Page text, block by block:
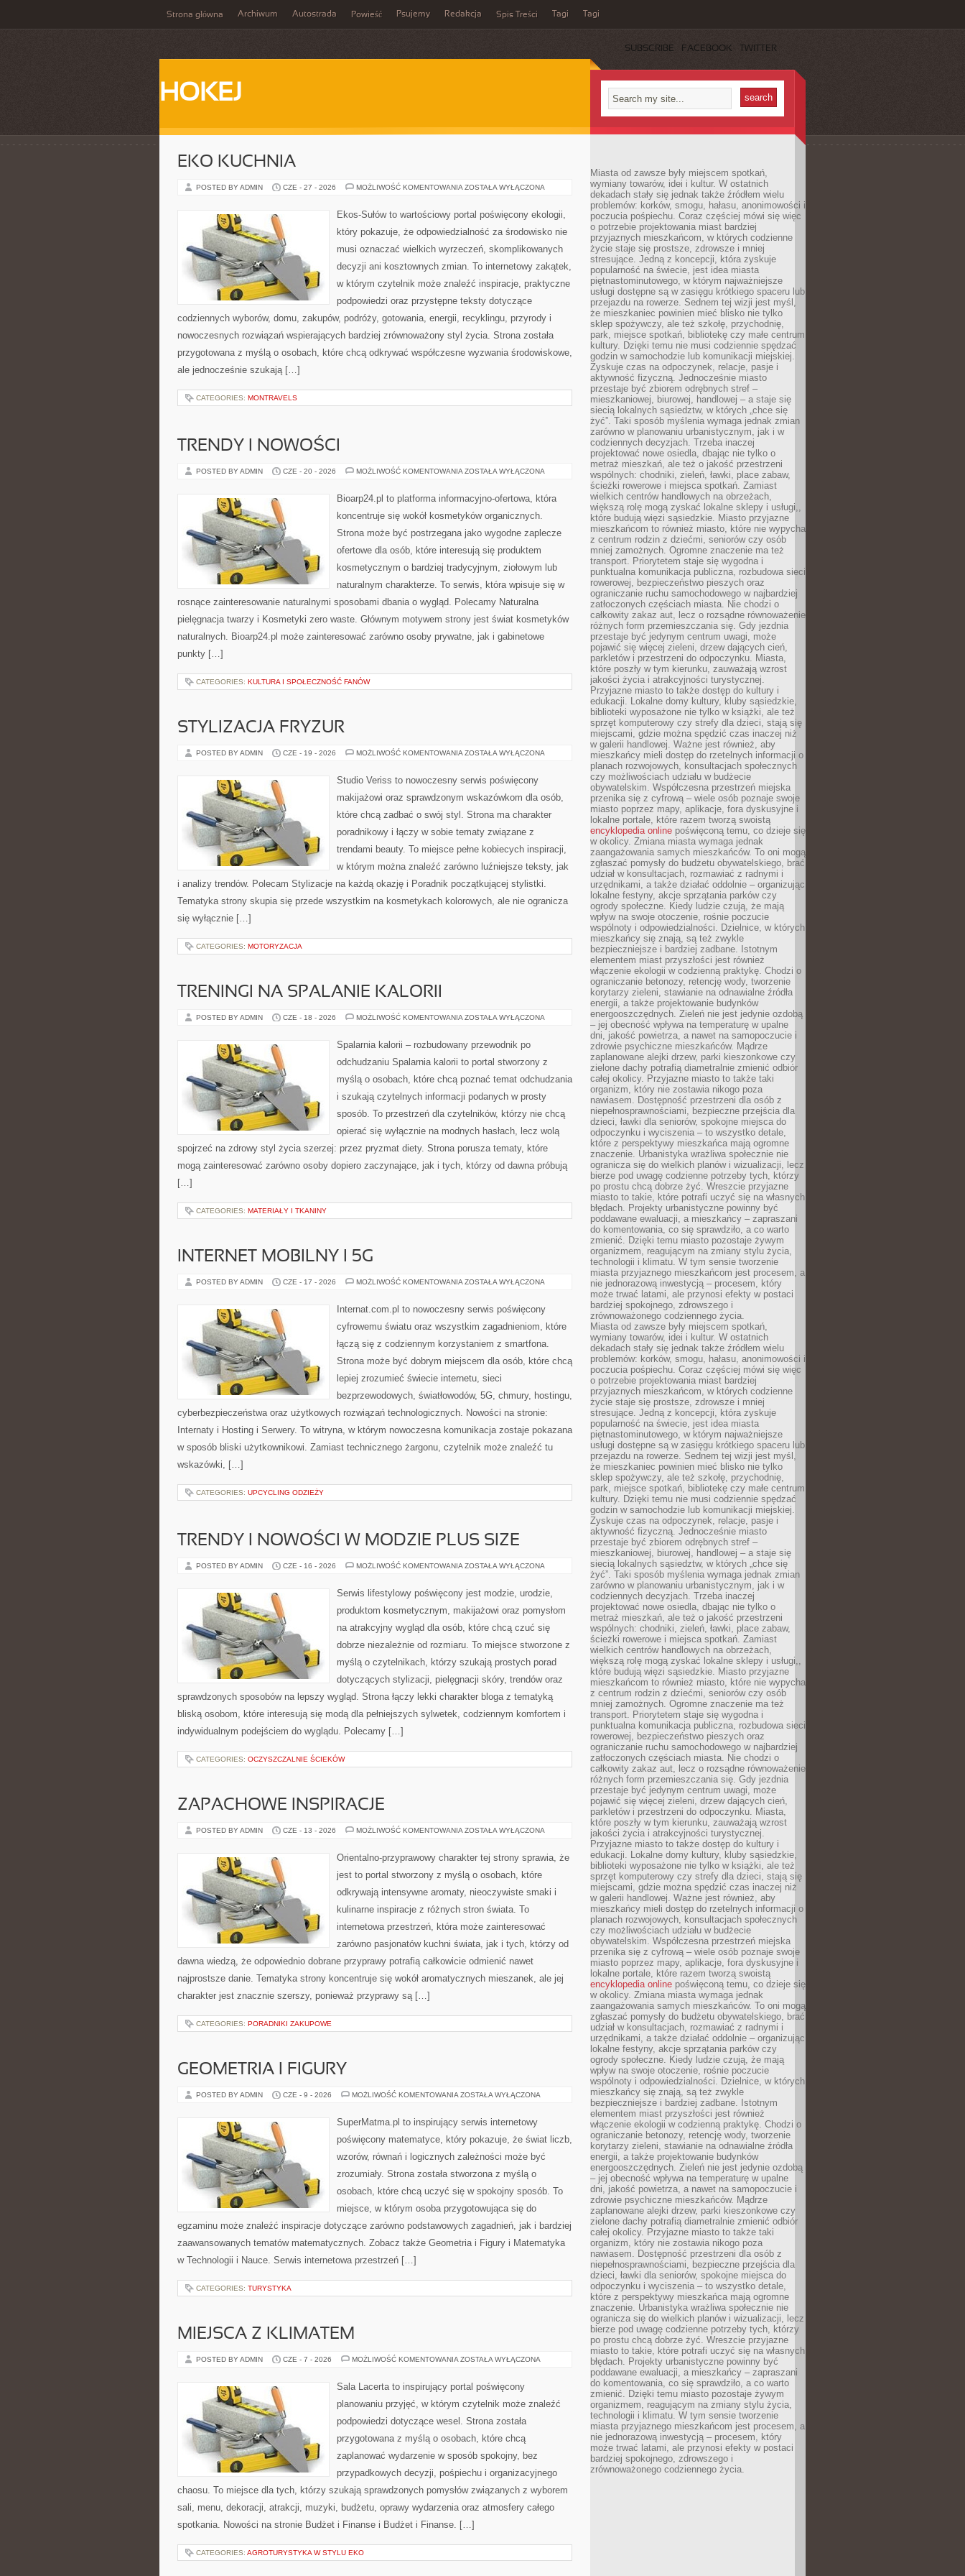
Strona główna Archiwum Autostrada Powieść Psujemy Redakcja Spis Treści Tagi Tagi
SUBSCRIBE FACEBOOK TWITTER
HOKEJ
EKO KUCHNIA
POSTED BY ADMIN CZE - 27 - 2026 MOŻLIWOŚĆ KOMENTOWANIA EKO
ZOSTAŁA WYŁĄCZONA
Ekos-Sułów to wartościowy portal poświęcony ekologii,
który pokazuje, że odpowiedzialność za środowisko nie
musi oznaczać wielkich wyrzeczeń, skomplikowanych
decyzji ani kosztownych zmian. To internetowy zakątek,
w którym czytelnik może znaleźć inspiracje, praktyczne
podpowiedzi oraz przystępne teksty dotyczące
codziennych wyborów, domu, zakupów, podróży, gotowania, energii, recyklingu, przyrody i
nowoczesnych rozwiązań wspierających bardziej zrównoważony styl życia. Strona została
przygotowana z myślą o osobach, które chcą odkrywać współczesne wyzwania środowiskowe,
ale jednocześnie szukają […]
CATEGORIES: MONTRAVELS
TRENDY I NOWOŚCI
POSTED BY ADMIN CZE - 20 - 2026 MOŻLIWOŚĆ KOMENTOWANIA TRENDY
ZOSTAŁA WYŁĄCZONA
Bioarp24.pl to platforma informacyjno-ofertowa, która
koncentruje się wokół kosmetyków organicznych.
Strona może być postrzegana jako wygodne zaplecze
ofertowe dla osób, które interesują się produktem
kosmetycznym o bardziej tradycyjnym, ziołowym lub
naturalnym charakterze. To serwis, która wpisuje się w
rosnące zainteresowanie naturalnymi sposobami dbania o wygląd. Polecamy Naturalna
pielęgnacja twarzy i Kosmetyki zero waste. Głównym motywem strony jest świat kosmetyków
naturalnych. Bioarp24.pl może zainteresować zarówno osoby prywatne, jak i gabinetowe
punkty […]
CATEGORIES: KULTURA I SPOŁECZNOŚĆ FANÓW
STYLIZACJA FRYZUR
POSTED BY ADMIN CZE - 19 - 2026 MOŻLIWOŚĆ KOMENTOWANIA STYLIZACJA
ZOSTAŁA WYŁĄCZONA
Studio Veriss to nowoczesny serwis poświęcony
makijażowi oraz sprawdzonym wskazówkom dla osób,
które chcą zadbać o swój styl. Strona ma charakter
poradnikowy i łączy w sobie tematy związane z
trendami beauty. To miejsce pełne kobiecych inspiracji,
w którym można znaleźć zarówno luźniejsze teksty, jak
i analizy trendów. Polecam Stylizacje na każdą okazję i Poradnik początkującej stylistki.
Tematyka strony skupia się przede wszystkim na kosmetykach kolorowych, ale nie ogranicza
się wyłącznie […]
CATEGORIES: MOTORYZACJA
TRENINGI NA SPALANIE KALORII
POSTED BY ADMIN CZE - 18 - 2026 MOŻLIWOŚĆ KOMENTOWANIA TRENINGI
ZOSTAŁA WYŁĄCZONA
Spalarnia kalorii – rozbudowany przewodnik po
odchudzaniu Spalarnia kalorii to portal stworzony z
myślą o osobach, które chcą poznać temat odchudzania
i szukają czytelnych informacji podanych w prosty
sposób. To przestrzeń dla czytelników, którzy nie chcą
opierać się wyłącznie na modnych hasłach, lecz wolą
spojrzeć na zdrowy styl życia szerzej: przez pryzmat diety. Strona porusza tematy, które
mogą zainteresować zarówno osoby dopiero zaczynające, jak i tych, którzy od dawna próbują
[…]
CATEGORIES: MATERIAŁY I TKANINY
INTERNET MOBILNY I 5G
POSTED BY ADMIN CZE - 17 - 2026 MOŻLIWOŚĆ KOMENTOWANIA INTERNET
ZOSTAŁA WYŁĄCZONA
Internat.com.pl to nowoczesny serwis poświęcony
cyfrowemu światu oraz wszystkim zagadnieniom, które
łączą się z codziennym korzystaniem z smartfona.
Strona może być dobrym miejscem dla osób, które chcą
lepiej zrozumieć świecie internetu, sieci
bezprzewodowych, światłowodów, 5G, chmury, hostingu,
cyberbezpieczeństwa oraz użytkowych rozwiązań technologicznych. Nowości na stronie:
Internaty i Hosting i Serwery. To witryna, w którym nowoczesna komunikacja zostaje pokazana
w sposób bliski użytkownikowi. Zamiast technicznego żargonu, czytelnik może znaleźć tu
wskazówki, […]
CATEGORIES: UPCYCLING ODZIEŻY
TRENDY I NOWOŚCI W MODZIE PLUS SIZE
POSTED BY ADMIN CZE - 16 - 2026 MOŻLIWOŚĆ KOMENTOWANIA TRENDY
W
MODZIE
SIZE
ZOSTAŁA WYŁĄCZONA
Serwis lifestylowy poświęcony jest modzie, urodzie,
produktom kosmetycznym, makijażowi oraz pomysłom
na atrakcyjny wygląd dla osób, które chcą czuć się
dobrze niezależnie od rozmiaru. To miejsce stworzone z
myślą o czytelnikach, którzy szukają prostych porad
dotyczących stylizacji, pielęgnacji skóry, trendów oraz
sprawdzonych sposobów na lepszy wygląd. Strona łączy lekki charakter bloga z tematyką
bliską osobom, które interesują się modą dla pełniejszych sylwetek, codziennym komfortem i
indywidualnym podejściem do wyglądu. Polecamy […]
CATEGORIES: OCZYSZCZALNIE ŚCIEKÓW
ZAPACHOWE INSPIRACJE
POSTED BY ADMIN CZE - 13 - 2026 MOŻLIWOŚĆ KOMENTOWANIA ZAPACHOWE
ZOSTAŁA WYŁĄCZONA
Orientalno-przyprawowy charakter tej strony sprawia, że
jest to portal stworzony z myślą o osobach, które
odkrywają intensywne aromaty, nieoczywiste smaki i
kulinarne inspiracje z różnych stron świata. To
internetowa przestrzeń, która może zainteresować
zarówno pasjonatów kuchni świata, jak i tych, którzy od
dawna wiedzą, że odpowiednio dobrane przyprawy potrafią całkowicie odmienić nawet
najprostsze danie. Tematyka strony koncentruje się wokół aromatycznych mieszanek, ale jej
charakter jest znacznie szerszy, ponieważ przyprawy są […]
CATEGORIES: PORADNIKI ZAKUPOWE
GEOMETRIA I FIGURY
POSTED BY ADMIN CZE - 9 - 2026 MOŻLIWOŚĆ KOMENTOWANIA GEOMETRIA
ZOSTAŁA WYŁĄCZONA
SuperMatma.pl to inspirujący serwis internetowy
poświęcony matematyce, który pokazuje, że świat liczb,
wzorów, równań i logicznych zależności może być
zrozumiały. Strona została stworzona z myślą o
osobach, które chcą uczyć się w spokojny sposób. To
miejsce, w którym osoba przygotowująca się do
egzaminu może znaleźć inspiracje dotyczące zarówno podstawowych zagadnień, jak i bardziej
zaawansowanych tematów matematycznych. Zobacz także Geometria i Figury i Matematyka
w Technologii i Nauce. Serwis internetowa przestrzeń […]
CATEGORIES: TURYSTYKA
MIEJSCA Z KLIMATEM
POSTED BY ADMIN CZE - 7 - 2026 MOŻLIWOŚĆ KOMENTOWANIA MIEJSCA
ZOSTAŁA WYŁĄCZONA
Sala Lacerta to inspirujący portal poświęcony
planowaniu przyjęć, w którym czytelnik może znaleźć
podpowiedzi dotyczące wesel. Strona została
przygotowana z myślą o osobach, które chcą
zaplanować wydarzenie w sposób spokojny, bez
przypadkowych decyzji, pośpiechu i organizacyjnego
chaosu. To miejsce dla tych, którzy szukają sprawdzonych pomysłów związanych z wyborem
sali, menu, dekoracji, atrakcji, muzyki, budżetu, oprawy wydarzenia oraz atmosfery całego
spotkania. Nowości na stronie Budżet i Finanse i Budżet i Finanse. […]
CATEGORIES: AGROTURYSTYKA W STYLU EKO
Miasta od zawsze były miejscem spotkań,
wymiany towarów, idei i kultur. W ostatnich
dekadach stały się jednak także źródłem wielu
problemów: korków, smogu, hałasu, anonimowości i
poczucia pośpiechu. Coraz częściej mówi się więc
o potrzebie projektowania miast bardziej
przyjaznych mieszkańcom, w których codzienne
życie staje się prostsze, zdrowsze i mniej
stresujące. Jedną z koncepcji, która zyskuje
popularność na świecie, jest idea miasta
piętnastominutowego, w którym najważniejsze
usługi dostępne są w zasięgu krótkiego spaceru lub
przejazdu na rowerze. Sednem tej wizji jest myśl,
że mieszkaniec powinien mieć blisko nie tylko
sklep spożywczy, ale też szkołę, przychodnię,
park, miejsce spotkań, bibliotekę czy małe centrum
kultury. Dzięki temu nie musi codziennie spędzać
godzin w samochodzie lub komunikacji miejskiej.
Zyskuje czas na odpoczynek, relacje, pasje i
aktywność fizyczną. Jednocześnie miasto
przestaje być zbiorem odrębnych stref –
mieszkaniowej, biurowej, handlowej – a staje się
siecią lokalnych sąsiedztw, w których „chce się
żyć”. Taki sposób myślenia wymaga jednak zmian
zarówno w planowaniu urbanistycznym, jak i w
codziennych decyzjach. Trzeba inaczej
projektować nowe osiedla, dbając nie tylko o
metraż mieszkań, ale też o jakość przestrzeni
wspólnych: chodniki, zieleń, ławki, place zabaw,
ścieżki rowerowe i miejsca spotkań. Zamiast
wielkich centrów handlowych na obrzeżach,
większą rolę mogą zyskać lokalne sklepy i usługi,,
które budują więzi sąsiedzkie. Miasto przyjazne
mieszkańcom to również miasto, które nie wypycha
z centrum rodzin z dziećmi, seniorów czy osób
mniej zamożnych. Ogromne znaczenie ma też
transport. Priorytetem staje się wygodna i
punktualna komunikacja publiczna, rozbudowa sieci
rowerowej, bezpieczeństwo pieszych oraz
ograniczanie ruchu samochodowego w najbardziej
zatłoczonych częściach miasta. Nie chodzi o
całkowity zakaz aut, lecz o rozsądne równoważenie
różnych form przemieszczania się. Gdy jezdnia
przestaje być jedynym centrum uwagi, może
pojawić się więcej zieleni, drzew dających cień,
parkletów i przestrzeni do odpoczynku. Miasta,
które poszły w tym kierunku, zauważają wzrost
jakości życia i atrakcyjności turystycznej.
Przyjazne miasto to także dostęp do kultury i
edukacji. Lokalne domy kultury, kluby sąsiedzkie,
biblioteki wyposażone nie tylko w książki, ale też
sprzęt komputerowy czy strefy dla dzieci, stają się
miejscami, gdzie można spędzić czas inaczej niż
w galerii handlowej. Ważne jest również, aby
mieszkańcy mieli dostęp do rzetelnych informacji o
planach rozwojowych, konsultacjach społecznych
czy możliwościach udziału w budżecie
obywatelskim. Współczesna przestrzeń miejska
przenika się z cyfrową – wiele osób poznaje swoje
miasto poprzez mapy, aplikacje, fora dyskusyjne i
lokalne portale, które razem tworzą swoistą
encyklopedia online poświęconą temu, co dzieje się
w okolicy. Zmiana miasta wymaga jednak
zaangażowania samych mieszkańców. To oni mogą
zgłaszać pomysły do budżetu obywatelskiego, brać
udział w konsultacjach, rozmawiać z radnymi i
urzędnikami, a także działać oddolnie – organizując
lokalne festyny, akcje sprzątania parków czy
ogrody społeczne. Kiedy ludzie czują, że mają
wpływ na swoje otoczenie, rośnie poczucie
wspólnoty i odpowiedzialności. Dzielnice, w których
mieszkańcy się znają, są też zwykle
bezpieczniejsze i bardziej zadbane. Istotnym
elementem miast przyszłości jest również
włączenie ekologii w codzienną praktykę. Chodzi o
ograniczanie betonozy, retencję wody, tworzenie
korytarzy zieleni, stawianie na odnawialne źródła
energii, a także projektowanie budynków
energooszczędnych. Zieleń nie jest jedynie ozdobą
– jej obecność wpływa na temperaturę w upalne
dni, jakość powietrza, a nawet na samopoczucie i
zdrowie psychiczne mieszkańców. Mądrze
zaplanowane alejki drzew, parki kieszonkowe czy
zielone dachy potrafią diametralnie zmienić odbiór
całej okolicy. Przyjazne miasto to także taki
organizm, który nie zostawia nikogo poza
nawiasem. Dostępność przestrzeni dla osób z
niepełnosprawnościami, bezpieczne przejścia dla
dzieci, ławki dla seniorów, spokojne miejsca do
odpoczynku i wyciszenia – to wszystko detale,
które z perspektywy mieszkańca mają ogromne
znaczenie. Urbanistyka wrażliwa społecznie nie
ogranicza się do wielkich planów i wizualizacji, lecz
bierze pod uwagę codzienne potrzeby tych, którzy
po prostu chcą dobrze żyć. Wreszcie przyjazne
miasto to takie, które potrafi uczyć się na własnych
błędach. Projekty urbanistyczne powinny być
poddawane ewaluacji, a mieszkańcy – zapraszani
do komentowania, co się sprawdziło, a co warto
zmienić. Dzięki temu miasto pozostaje żywym
organizmem, reagującym na zmiany stylu życia,
technologii i klimatu. W tym sensie tworzenie
miasta przyjaznego mieszkańcom jest procesem, a
nie jednorazową inwestycją – procesem, który
może trwać latami, ale przynosi efekty w postaci
bardziej spokojnego, zdrowszego i
zrównoważonego codziennego życia.
Miasta od zawsze były miejscem spotkań,
wymiany towarów, idei i kultur. W ostatnich
dekadach stały się jednak także źródłem wielu
problemów: korków, smogu, hałasu, anonimowości i
poczucia pośpiechu. Coraz częściej mówi się więc
o potrzebie projektowania miast bardziej
przyjaznych mieszkańcom, w których codzienne
życie staje się prostsze, zdrowsze i mniej
stresujące. Jedną z koncepcji, która zyskuje
popularność na świecie, jest idea miasta
piętnastominutowego, w którym najważniejsze
usługi dostępne są w zasięgu krótkiego spaceru lub
przejazdu na rowerze. Sednem tej wizji jest myśl,
że mieszkaniec powinien mieć blisko nie tylko
sklep spożywczy, ale też szkołę, przychodnię,
park, miejsce spotkań, bibliotekę czy małe centrum
kultury. Dzięki temu nie musi codziennie spędzać
godzin w samochodzie lub komunikacji miejskiej.
Zyskuje czas na odpoczynek, relacje, pasje i
aktywność fizyczną. Jednocześnie miasto
przestaje być zbiorem odrębnych stref –
mieszkaniowej, biurowej, handlowej – a staje się
siecią lokalnych sąsiedztw, w których „chce się
żyć”. Taki sposób myślenia wymaga jednak zmian
zarówno w planowaniu urbanistycznym, jak i w
codziennych decyzjach. Trzeba inaczej
projektować nowe osiedla, dbając nie tylko o
metraż mieszkań, ale też o jakość przestrzeni
wspólnych: chodniki, zieleń, ławki, place zabaw,
ścieżki rowerowe i miejsca spotkań. Zamiast
wielkich centrów handlowych na obrzeżach,
większą rolę mogą zyskać lokalne sklepy i usługi,,
które budują więzi sąsiedzkie. Miasto przyjazne
mieszkańcom to również miasto, które nie wypycha
z centrum rodzin z dziećmi, seniorów czy osób
mniej zamożnych. Ogromne znaczenie ma też
transport. Priorytetem staje się wygodna i
punktualna komunikacja publiczna, rozbudowa sieci
rowerowej, bezpieczeństwo pieszych oraz
ograniczanie ruchu samochodowego w najbardziej
zatłoczonych częściach miasta. Nie chodzi o
całkowity zakaz aut, lecz o rozsądne równoważenie
różnych form przemieszczania się. Gdy jezdnia
przestaje być jedynym centrum uwagi, może
pojawić się więcej zieleni, drzew dających cień,
parkletów i przestrzeni do odpoczynku. Miasta,
które poszły w tym kierunku, zauważają wzrost
jakości życia i atrakcyjności turystycznej.
Przyjazne miasto to także dostęp do kultury i
edukacji. Lokalne domy kultury, kluby sąsiedzkie,
biblioteki wyposażone nie tylko w książki, ale też
sprzęt komputerowy czy strefy dla dzieci, stają się
miejscami, gdzie można spędzić czas inaczej niż
w galerii handlowej. Ważne jest również, aby
mieszkańcy mieli dostęp do rzetelnych informacji o
planach rozwojowych, konsultacjach społecznych
czy możliwościach udziału w budżecie
obywatelskim. Współczesna przestrzeń miejska
przenika się z cyfrową – wiele osób poznaje swoje
miasto poprzez mapy, aplikacje, fora dyskusyjne i
lokalne portale, które razem tworzą swoistą
encyklopedia online poświęconą temu, co dzieje się
w okolicy. Zmiana miasta wymaga jednak
zaangażowania samych mieszkańców. To oni mogą
zgłaszać pomysły do budżetu obywatelskiego, brać
udział w konsultacjach, rozmawiać z radnymi i
urzędnikami, a także działać oddolnie – organizując
lokalne festyny, akcje sprzątania parków czy
ogrody społeczne. Kiedy ludzie czują, że mają
wpływ na swoje otoczenie, rośnie poczucie
wspólnoty i odpowiedzialności. Dzielnice, w których
mieszkańcy się znają, są też zwykle
bezpieczniejsze i bardziej zadbane. Istotnym
elementem miast przyszłości jest również
włączenie ekologii w codzienną praktykę. Chodzi o
ograniczanie betonozy, retencję wody, tworzenie
korytarzy zieleni, stawianie na odnawialne źródła
energii, a także projektowanie budynków
energooszczędnych. Zieleń nie jest jedynie ozdobą
– jej obecność wpływa na temperaturę w upalne
dni, jakość powietrza, a nawet na samopoczucie i
zdrowie psychiczne mieszkańców. Mądrze
zaplanowane alejki drzew, parki kieszonkowe czy
zielone dachy potrafią diametralnie zmienić odbiór
całej okolicy. Przyjazne miasto to także taki
organizm, który nie zostawia nikogo poza
nawiasem. Dostępność przestrzeni dla osób z
niepełnosprawnościami, bezpieczne przejścia dla
dzieci, ławki dla seniorów, spokojne miejsca do
odpoczynku i wyciszenia – to wszystko detale,
które z perspektywy mieszkańca mają ogromne
znaczenie. Urbanistyka wrażliwa społecznie nie
ogranicza się do wielkich planów i wizualizacji, lecz
bierze pod uwagę codzienne potrzeby tych, którzy
po prostu chcą dobrze żyć. Wreszcie przyjazne
miasto to takie, które potrafi uczyć się na własnych
błędach. Projekty urbanistyczne powinny być
poddawane ewaluacji, a mieszkańcy – zapraszani
do komentowania, co się sprawdziło, a co warto
zmienić. Dzięki temu miasto pozostaje żywym
organizmem, reagującym na zmiany stylu życia,
technologii i klimatu. W tym sensie tworzenie
miasta przyjaznego mieszkańcom jest procesem, a
nie jednorazową inwestycją – procesem, który
może trwać latami, ale przynosi efekty w postaci
bardziej spokojnego, zdrowszego i
zrównoważonego codziennego życia.